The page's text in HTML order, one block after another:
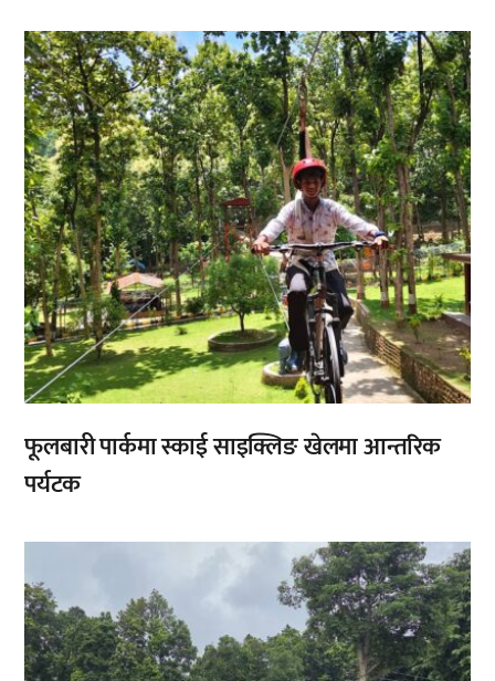
फूलबारी पार्कमा स्काई साइक्लिङ खेलमा आन्तरिक
पर्यटक